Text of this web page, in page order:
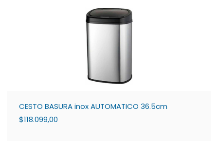
CESTO BASURA inox AUTOMATICO 36.5cm
$118.099,00